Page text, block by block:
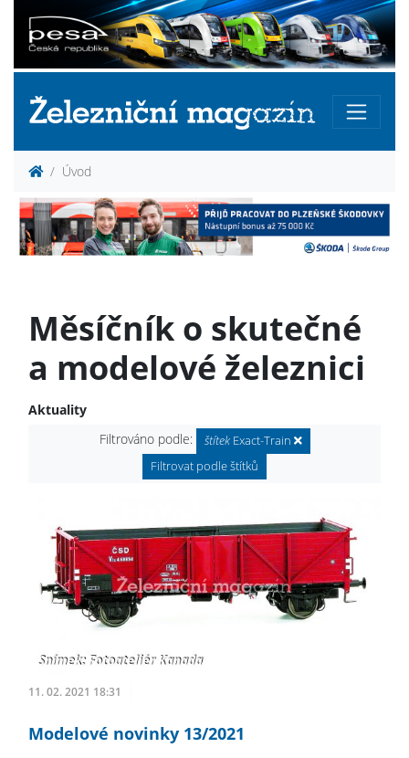
Úvod
Měsíčník o skutečné
a modelové železnici
Aktuality
Filtrováno podle:
štítekExact-Train
Filtrovat podle štítků
11. 02. 2021 18:31
Modelové novinky 13/2021